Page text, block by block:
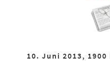
10. Juni 2013,